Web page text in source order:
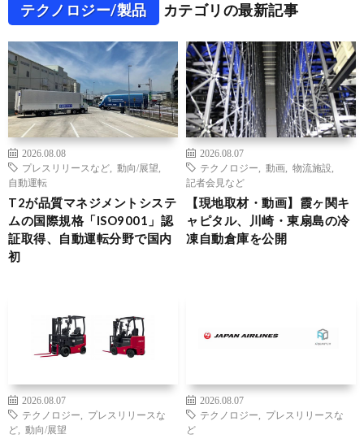
テクノロジー/製品 カテゴリの最新記事
2026.08.08
プレスリリースなど
動向/展望
自動運転
T2が品質マネジメントシステ
ムの国際規格「ISO9001」認
証取得、自動運転分野で国内
初
2026.08.07
テクノロジー
動画 物流施設
記者会見など
【現地取材・動画】霞ヶ関キ
ャピタル、川崎・東扇島の冷
凍自動倉庫を公開
2026.08.07
テクノロジー
プレスリリースな
ど
動向/展望
2026.08.07
テクノロジー
プレスリリースな
ど